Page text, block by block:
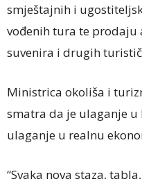
smještajnih i
vođenih tura te prodaju
suvenira i drugih
Ministrica okoliša i
smatra da je ulaganje
ulaganje u realnu
“Svaka nova staza,